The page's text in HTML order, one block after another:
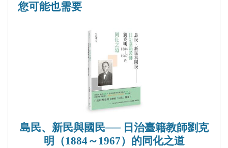
您可能也需要
島民、新民與國民── 日治臺籍教師劉克
明（1884～1967）的同化之道